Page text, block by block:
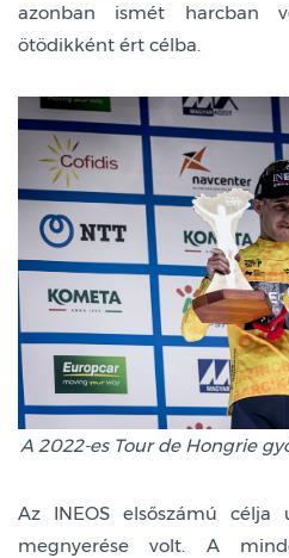
azonban ismét harcban
ötödikként ért célba.
A 2022-es Tour de Hongrie
Az INEOS elsőszámú célja
megnyerése volt. A